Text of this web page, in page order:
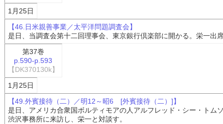
1月25日
【46.日米親善事業／太平洋問題調査会】
是日、当調査会第十二回理事会、東京銀行倶楽部に開かる。栄一出
第37巻
p.590-p.593
【DK370130k】
1月25日
【49.外賓接待（二）／明12～昭6 [外賓接待（二）]】
是日、アメリカ合衆国ボルティモアの人アルフレッド・シー・トム
渋沢事務所に来訪し、栄一と対談す。